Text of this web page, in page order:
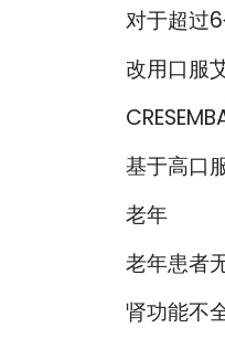
对于超过
改用口服
基于高口
老年
老年患者
肾功能不